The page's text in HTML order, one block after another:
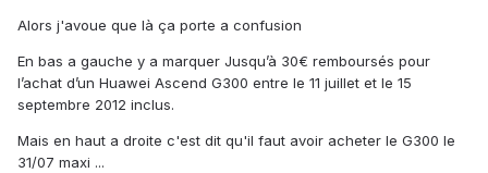
Alors j'avoue que là ça porte a confusion
En bas a gauche y a marquer Jusqu’à 30€ remboursés pour
l’achat d’un Huawei Ascend G300 entre le 11 juillet et le 15
septembre 2012 inclus.
Mais en haut a droite c'est dit qu'il faut avoir acheter le G300 le
31/07 maxi ...